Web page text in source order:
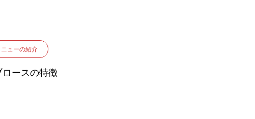
ューの紹介
ロースの特徴